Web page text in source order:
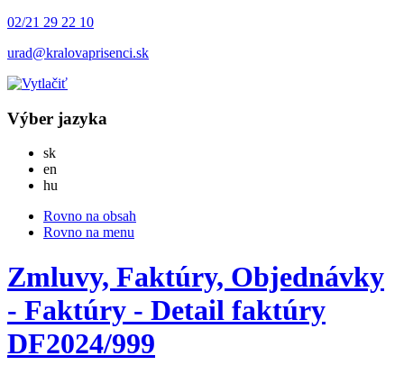
02/21 29 22 10
urad@kralovaprisenci.sk
Výber jazyka
skSlovensky
en
hu
Rovno na obsah
Rovno na menu
Zmluvy, Faktúry, Objednávky
- Faktúry - Detail faktúry
DF2024/999